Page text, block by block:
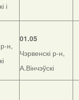
і
н,
01.05
Чэрвенскі р-н,
А.Вінчэўскі